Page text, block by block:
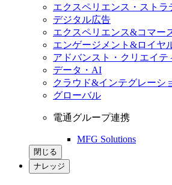
エクスペリエンス・ストラ
デジタル広告
エクスペリエンス&コマー
エンゲージメント&ロイヤ
アドバンスト・クリエイテ
データ・AI
クラウド&インテグレーシ
グローバル
電通グループ連携
MFG Solutions
閉じる
ナレッジ